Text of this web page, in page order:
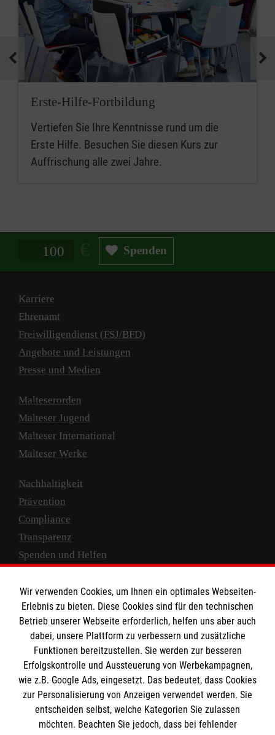
Erste-Hilfe-Fortbildung
Vertiefen Sie Ihre Kenntnisse rund um die
Erste Hilfe. Besuchen Sie diesen Kurs zur
Auffrischung alle zwei Jahre.
Spendenbetrag in Euro Spenden
Karriere
Ehrenamt
Freiwilligendienst (FSJ/BFD)
Angebote und Leistungen
Presse und Medien
Malteserorden
Malteser Jugend
Malteser International
Malteser Werke
Nachhaltigkeit
Prävention
Compliance
Transparenz
Spenden und Helfen
Empfänger: Malteser Hilfsdienst e.V.
IBAN: DE10 3706 0120 1201 2000 12
BIC: GENODED 1PA7
Wir verwenden Cookies, um Ihnen ein optimales Webseiten-
Erlebnis zu bieten. Diese Cookies sind für den technischen
Betrieb unserer Webseite erforderlich, helfen uns aber auch
dabei, unsere Plattform zu verbessern und zusätzliche
Funktionen bereitzustellen. Sie werden zur besseren
Erfolgskontrolle und Aussteuerung von Werbekampagnen,
wie z.B. Google Ads, eingesetzt. Das bedeutet, dass Cookies
zur Personalisierung von Anzeigen verwendet werden. Sie
entscheiden selbst, welche Kategorien Sie zulassen
möchten. Beachten Sie jedoch, dass bei fehlender